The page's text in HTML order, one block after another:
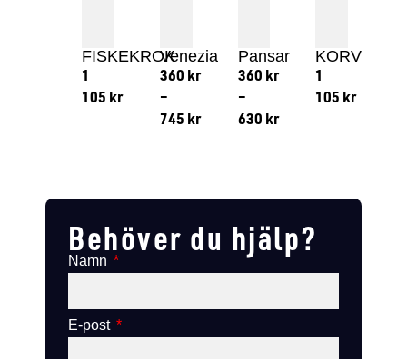
FISKEKROK
1
105 kr
Venezia
360 kr
–
745 kr
Pansar
360 kr
–
630 kr
KORV
1
105 kr
Behöver du hjälp?
Namn
E-post